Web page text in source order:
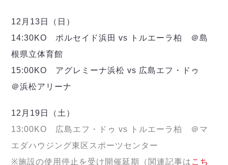
12月13日（日）
14:30KO ポルセイド浜田 vs トルエーラ柏 ＠島
根県立体育館
15:00KO アグレミーナ浜松 vs 広島エフ・ドゥ
＠浜松アリーナ
12月19日（土）
13:00KO 広島エフ・ドゥ vs トルエーラ柏 ＠マ
エダハウジング東区スポーツセンター
※施設の使用停止を受け開催延期（関連記事は こち